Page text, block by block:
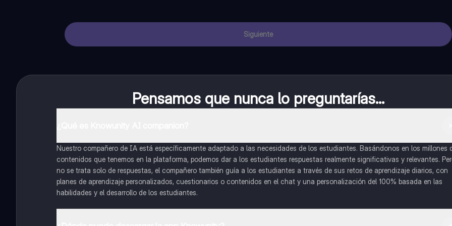
Siguiente
Pensamos que nunca lo preguntarías...
Nuestro compañero de IA está específicamente adaptado a las necesidades de los estudiantes. Basándonos en los millones
contenidos que tenemos en la plataforma, podemos dar a los estudiantes respuestas realmente significativas y relevantes.
no se trata solo de respuestas, el compañero también guía a los estudiantes a través de sus retos de aprendizaje diarios, con
planes de aprendizaje personalizados, cuestionarios o contenidos en el chat y una personalización del 100% basada en las
habilidades y el desarrollo de los estudiantes.